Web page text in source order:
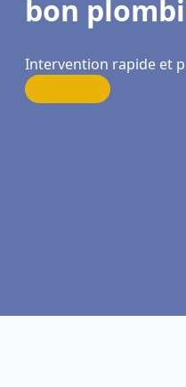
bon
Intervention rapide et